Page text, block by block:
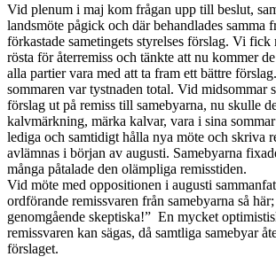
Vid plenum i maj kom frågan upp till beslut,
landsmöte pågick och där behandlades samma
förkastade sametingets styrelses förslag. Vi fick
rösta för återremiss och tänkte att nu kommer
alla partier vara med att ta fram ett bättre
sommaren var tystnaden total. Vid midsommar
förslag ut på remiss till samebyarna, nu skulle
kalvmärkning, märka kalvar, vara i sina
lediga och samtidigt hålla nya möte och skriva
avlämnas i början av augusti. Samebyarna
många påtalade den olämpliga remisstiden.
Vid möte med oppositionen i augusti
ordförande remissvaren från samebyarna så
genomgående skeptiska!” En mycket
remissvaren kan sägas, då samtliga samebyar
förslaget.